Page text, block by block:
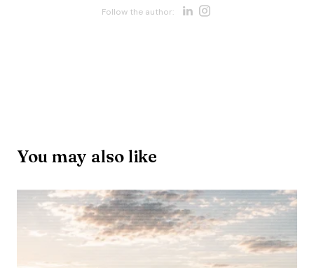
Follow the author: Opens new
You may also like